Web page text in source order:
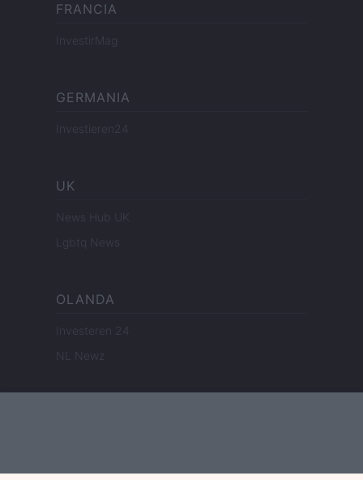
FRANCIA
InvestirMag
GERMANIA
Investieren24
UK
News Hub UK
Lgbtq News
OLANDA
Investeren 24
NL Newz